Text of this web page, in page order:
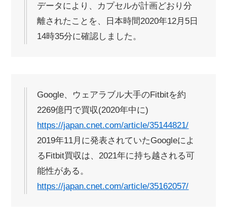
データにより、カプセルが計画どおり分
離されたことを、日本時間2020年12月5日
14時35分に確認しました。
Google、ウェアラブル大手のFitbitを約
2269億円で買収(2020年中に)
https://japan.cnet.com/article/35144821/
2019年11月に発表されていたGoogleによ
るFitbit買収は、2021年に持ち越される可
能性がある。
https://japan.cnet.com/article/35162057/